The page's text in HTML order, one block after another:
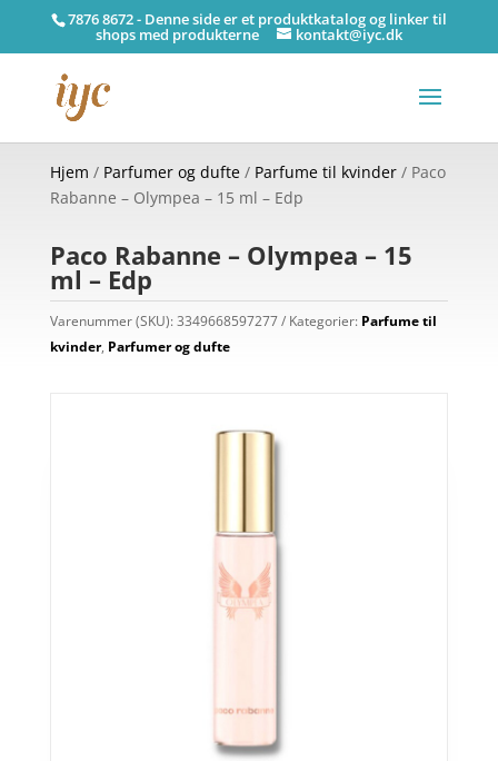
7876 8672 - Denne side er et produktkatalog og linker til
shops med produkterne kontakt@iyc.dk
Hjem / Parfumer og dufte/ Parfume til kvinder/ Paco
Rabanne – Olympea – 15 ml – Edp
Paco Rabanne – Olympea – 15
ml – Edp
Varenummer (SKU):3349668597277 Kategorier: Parfume til
kvinder, Parfumer og dufte